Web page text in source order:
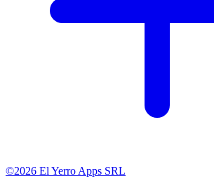
©2026 El Yerro Apps SRL